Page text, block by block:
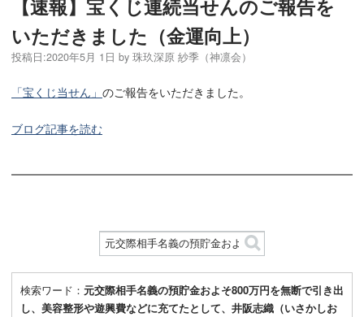
【速報】宝くじ連続当せんのご報告を
いただきました（金運向上）
投稿日:2020年5月 1日 by 珠玖深原 紗季（神凛会）
「宝くじ当せん」 のご報告をいただきました。
ブログ記事を読む
検索ワード： 元交際相手名義の預貯金およそ800万円を無断で引き出
し、美容整形や遊興費などに充てたとして、井阪志織（いさかしお